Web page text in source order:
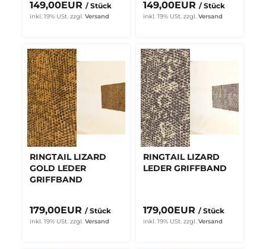
149,00EUR / Stück
inkl. 19% USt. zzgl. Versand
149,00EUR / Stück
inkl. 19% USt. zzgl. Versand
RINGTAIL LIZARD
GOLD LEDER
GRIFFBAND
179,00EUR / Stück
inkl. 19% USt. zzgl. Versand
RINGTAIL LIZARD
LEDER GRIFFBAND
179,00EUR / Stück
inkl. 19% USt. zzgl. Versand